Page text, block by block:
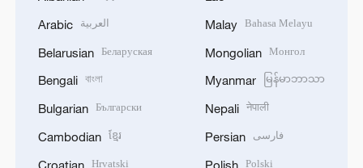
Arabic العربية
Belarusian Беларуская
Bengali বাংলা
Bulgarian Български
Cambodian ខ្មែរ
Croatian Hrvatski
Malay Bahasa Melayu
Mongolian Монгол
Myanmar မြန်မာဘာသာ
Nepali नेपाली
Persian فارسی
Polish Polski